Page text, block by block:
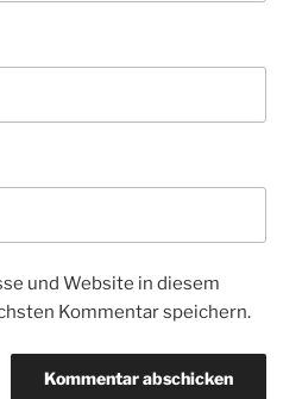
und Website in diesem
Kommentar speichern.